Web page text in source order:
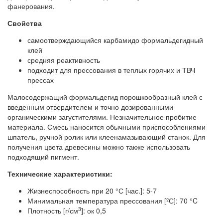
фанерования.
Свойства
самоотверждающийся карбамидо формальдегидный
клей
средняя реактивность
подходит для прессования в теплых горячих и ТВЧ
прессах
Малосодержащий формальдегид порошкообразный клей с
введенным отвердителем и точно дозированными
органическими загустителями. Незначительное пробитие
материала. Смесь наносится обычными приспособлениями
шпатель, ручной ролик или клеенамазывающий станок. Для
получения цвета древесины можно также использовать
подходящий пигмент.
Технические характеристики:
Жизнеспособность при 20 °С [час.]: 5-7
Минимальная температура прессования [ºС]: 70 °C
Плотность [г/см3]: ок 0,5